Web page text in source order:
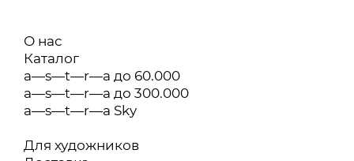
О нас
Каталог
a—s—t—r—a до 60.000
a—s—t—r—a до 300.000
a—s—t—r—a Sky
Для художников